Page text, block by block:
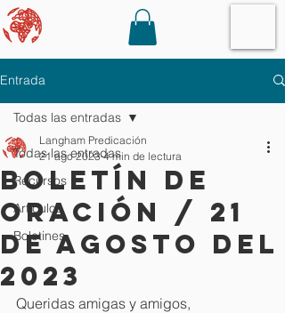
Entrada
Todas las entradas
Recursos
Artículos
Boletines
Todas las entradas
Boletín de
oración / 21
de agosto del
2023
Langham Predicación
21 ago 2023 4 min de lectura
Queridas amigas y amigos,